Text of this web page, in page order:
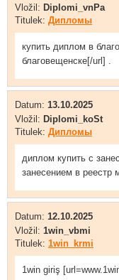
Vložil: Diplomi_vnPa
Titulek: Дипломы
купить диплом в
благовещенске[/url] .
Datum: 13.10.2025
Vložil: Diplomi_koSt
Titulek: Дипломы
диплом купить с
занесением в реестр
Datum: 12.10.2025
Vložil: 1win_vbmi
Titulek: 1win_krmi
1win giriş